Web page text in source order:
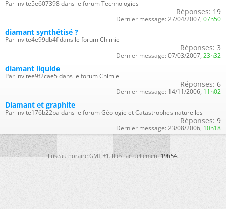
Par invite5e607398 dans le forum Technologies
Réponses: 19
Dernier message: 27/04/2007, 07h50
diamant synthétisé ?
Par invite4e99db4f dans le forum Chimie
Réponses: 3
Dernier message: 07/03/2007, 23h32
diamant liquide
Par invitee9f2cae5 dans le forum Chimie
Réponses: 6
Dernier message: 14/11/2006, 11h02
Diamant et graphite
Par invite176b22ba dans le forum Géologie et Catastrophes naturelles
Réponses: 9
Dernier message: 23/08/2006, 10h18
Fuseau horaire GMT +1. Il est actuellement19h54.